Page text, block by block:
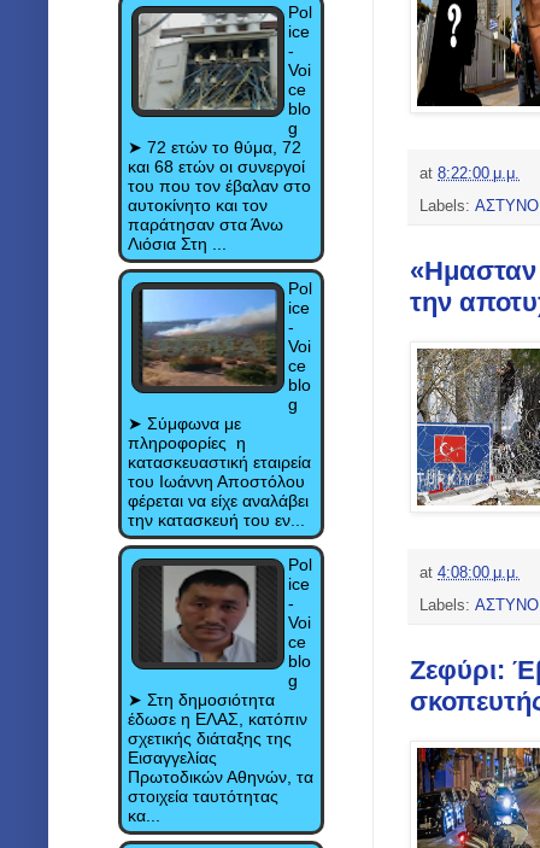
at 8:22:00 μ.μ.
Labels:
την
at 4:08:00 μ.μ.
Labels:
Ζεφύρι:
Pol
ice
-
Voi
ce
blo
g
➤ 72 ετών το θύμα, 72
και 68 ετών οι συνεργοί
του που τον έβαλαν στο
αυτοκίνητο και τον
παράτησαν στα Άνω
Λιόσια Στη ...
Pol
ice
-
Voi
ce
blo
g
➤ Σύμφωνα με
πληροφορίες η
κατασκευαστική εταιρεία
του Ιωάννη Αποστόλου
φέρεται να είχε αναλάβει
την κατασκευή του εν...
Pol
ice
-
Voi
ce
blo
g
➤ Στη δημοσιότητα
έδωσε η ΕΛΑΣ, κατόπιν
σχετικής διάταξης της
Εισαγγελίας
Πρωτοδικών Αθηνών, τα
στοιχεία ταυτότητας
κα...